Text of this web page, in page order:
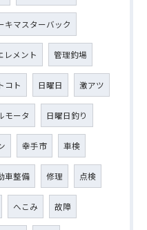
キマスターバック
レメント 管理釣場
コト 日曜日 激アツ
モータ 日曜日釣り
幸手市 車検
車整備 修理 点検
へこみ 故障